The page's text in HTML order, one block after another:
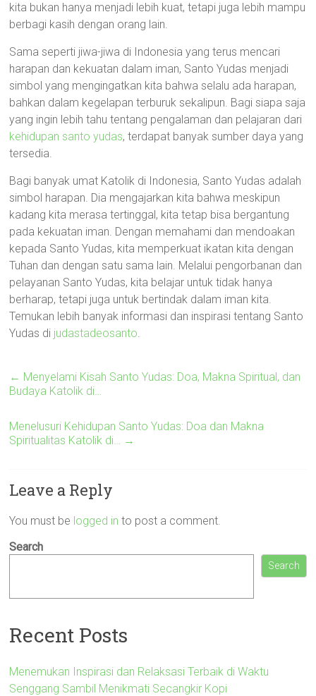
kita bukan hanya menjadi lebih kuat, tetapi juga lebih mampu
berbagi kasih dengan orang lain.
Sama seperti jiwa-jiwa di Indonesia yang terus mencari
harapan dan kekuatan dalam iman, Santo Yudas menjadi
simbol yang mengingatkan kita bahwa selalu ada harapan,
bahkan dalam kegelapan terburuk sekalipun. Bagi siapa saja
yang ingin lebih tahu tentang pengalaman dan pelajaran dari
kehidupan santo yudas, terdapat banyak sumber daya yang
tersedia.
Bagi banyak umat Katolik di Indonesia, Santo Yudas adalah
simbol harapan. Dia mengajarkan kita bahwa meskipun
kadang kita merasa tertinggal, kita tetap bisa bergantung
pada kekuatan iman. Dengan memahami dan mendoakan
kepada Santo Yudas, kita memperkuat ikatan kita dengan
Tuhan dan dengan satu sama lain. Melalui pengorbanan dan
pelayanan Santo Yudas, kita belajar untuk tidak hanya
berharap, tetapi juga untuk bertindak dalam iman kita.
Temukan lebih banyak informasi dan inspirasi tentang Santo
Yudas di judastadeosanto.
← Menyelami Kisah Santo Yudas: Doa, Makna Spiritual, dan
Budaya Katolik di…
Menelusuri Kehidupan Santo Yudas: Doa dan Makna
Spiritualitas Katolik di… →
Leave a Reply
You must be logged in to post a comment.
Search
Search
Recent Posts
Menemukan Inspirasi dan Relaksasi Terbaik di Waktu
Senggang Sambil Menikmati Secangkir Kopi